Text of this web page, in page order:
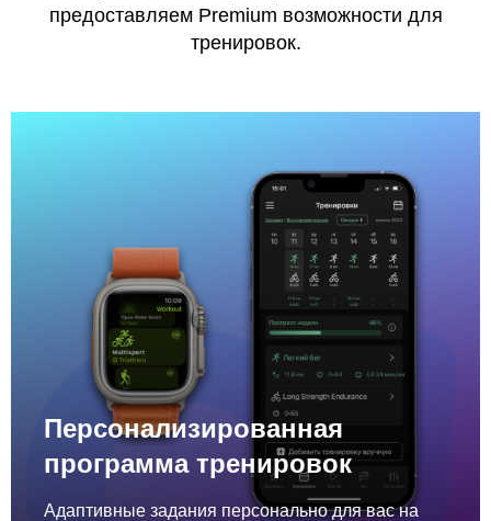
предоставляем Premium возможности для
тренировок.
Персонализированная
программа тренировок
Адаптивные задания персонально для вас на